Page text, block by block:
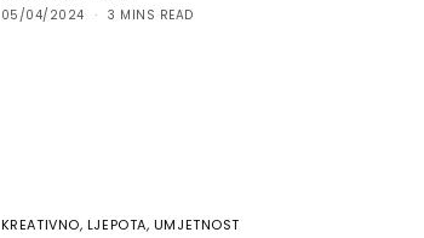
05/04/2024
3 MINS READ
KREATIVNO, LJEPOTA, UMJETNOST